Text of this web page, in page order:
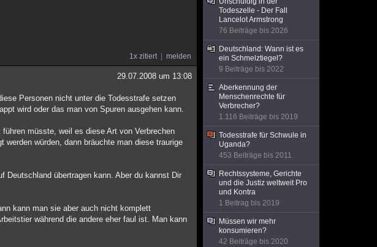
1x zitiert melden
29.07.2008 um 13:08
Personen nicht unter die Todesstrafe setzen
wird oder das man von Spuren ausgehen kann.
müsste, weil es diese Art von Verbrechen
würden, dann bräuchte man diese traurige
Deutschland übertragen kann. Aber du kannst Dir
kann man sie aber auch nicht komplett
während die andere eher faul ist. Man kann
Todeszelle - Der Fall
Lancelot Armstrong
76 Beiträge bis 2026
Deutschland: Wann ist es
ein Schmelztiegel?
9 Beiträge bis 2022
Aberkennung der
Menschenrechte für
Verbrecher?
1.116 Beiträge bis 2019
Todesstrafe für Schwule in
Uganda?
453 Beiträge bis 2011
Rechtssysteme, Gerichte
und die Justiz weltweit Pro
und Kontra
1 Beitrag bis 2019
Müssen wir mehr
konsumieren?
42 Beiträge bis 2020